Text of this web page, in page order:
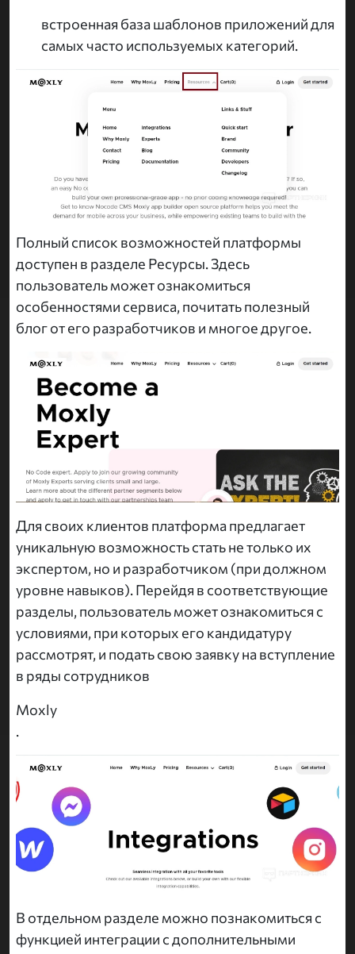
встроенная база шаблонов приложений для
самых часто используемых категорий.
Полный список возможностей платформы
доступен в разделе Ресурсы. Здесь
пользователь может ознакомиться
особенностями сервиса, почитать полезный
блог от его разработчиков и многое другое.
Для своих клиентов платформа предлагает
уникальную возможность стать не только их
экспертом, но и разработчиком (при должном
уровне навыков). Перейдя в соответствующие
разделы, пользователь может ознакомиться с
условиями, при которых его кандидатуру
рассмотрят, и подать свою заявку на вступление
в ряды сотрудников
Moxly
.
В отдельном разделе можно познакомиться с
функцией интеграции с дополнительными